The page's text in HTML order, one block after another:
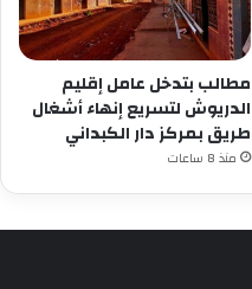
مطالب بتدخل عامل إقليم
الدريوش لتسريع إنهاء أشغال
طريق بمركز دار الكبداني
منذ 8 ساعات